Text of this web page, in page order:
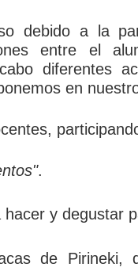
debido a la
entre el
diferentes
en
.
hacer y degustar
de Pirineki,